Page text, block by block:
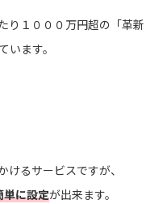
り１０００万円超の「革新
ます。
けるサービスですが、
に設定が出来ます。